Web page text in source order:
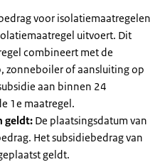
voor isolatiemaatregelen
uitvoert. Dit
combineert met de
zonneboiler of aansluiting op
aan binnen 24
1e maatregel.
geldt: De plaatsingsdatum van
Het subsidiebedrag van
geldt.